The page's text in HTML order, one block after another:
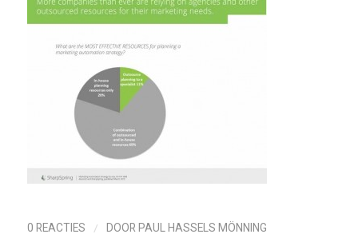
0 REACTIES / DOOR PAUL HASSELS MÖNNING